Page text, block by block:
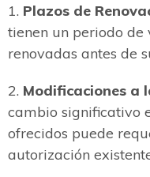
1. Plazos de
tienen un periodo de
renovadas antes de
2. Modificaciones a
cambio significativo
ofrecidos puede
autorización